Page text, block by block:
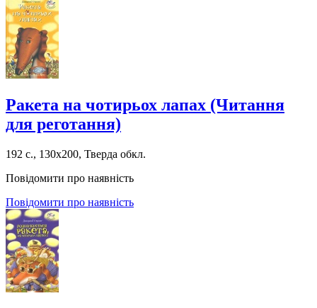
Ракета на чотирьох лапах (Читання
для реготання)
192 с., 130х200, Тверда обкл.
Повідомити про наявність
Повідомити про наявність